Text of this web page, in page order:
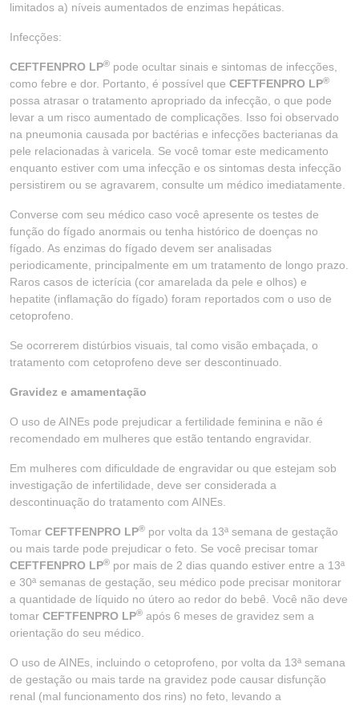
limitados a) níveis aumentados de enzimas hepáticas.
Infecções:
CEFTFENPRO LP® pode ocultar sinais e sintomas de infecções,
como febre e dor. Portanto, é possível que CEFTFENPRO LP®
possa atrasar o tratamento apropriado da infecção, o que pode
levar a um risco aumentado de complicações. Isso foi observado
na pneumonia causada por bactérias e infecções bacterianas da
pele relacionadas à varicela. Se você tomar este medicamento
enquanto estiver com uma infecção e os sintomas desta infecção
persistirem ou se agravarem, consulte um médico imediatamente.
Converse com seu médico caso você apresente os testes de
função do fígado anormais ou tenha histórico de doenças no
fígado. As enzimas do fígado devem ser analisadas
periodicamente, principalmente em um tratamento de longo prazo.
Raros casos de icterícia (cor amarelada da pele e olhos) e
hepatite (inflamação do fígado) foram reportados com o uso de
cetoprofeno.
Se ocorrerem distúrbios visuais, tal como visão embaçada, o
tratamento com cetoprofeno deve ser descontinuado.
Gravidez e amamentação
O uso de AINEs pode prejudicar a fertilidade feminina e não é
recomendado em mulheres que estão tentando engravidar.
Em mulheres com dificuldade de engravidar ou que estejam sob
investigação de infertilidade, deve ser considerada a
descontinuação do tratamento com AINEs.
Tomar CEFTFENPRO LP® por volta da 13ª semana de gestação
ou mais tarde pode prejudicar o feto. Se você precisar tomar
CEFTFENPRO LP® por mais de 2 dias quando estiver entre a 13ª
e 30ª semanas de gestação, seu médico pode precisar monitorar
a quantidade de líquido no útero ao redor do bebê. Você não deve
tomar CEFTFENPRO LP® após 6 meses de gravidez sem a
orientação do seu médico.
O uso de AINEs, incluindo o cetoprofeno, por volta da 13ª semana
de gestação ou mais tarde na gravidez pode causar disfunção
renal (mal funcionamento dos rins) no feto, levando a